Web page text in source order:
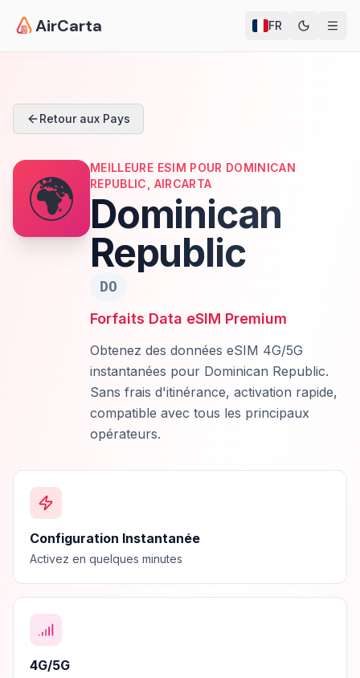
AirCarta FR
Retour aux Pays
🌍
MEILLEURE ESIM POUR DOMINICAN
REPUBLIC, AIRCARTA
Dominican
Republic
DO
Forfaits Data eSIM Premium
Obtenez des données eSIM 4G/5G
instantanées pour Dominican Republic.
Sans frais d'itinérance, activation rapide,
compatible avec tous les principaux
opérateurs.
Configuration Instantanée
Activez en quelques minutes
4G/5G